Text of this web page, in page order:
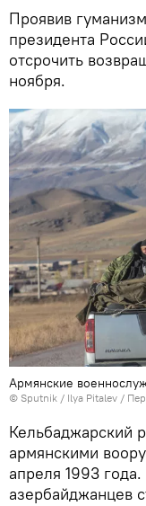
Проявив
президента
отсрочить
ноября.
Армянские
© Sputnik / Ilya Pitalev /
Кельбаджарский
армянскими
апреля 1993
азербайджанцев